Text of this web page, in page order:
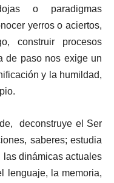
o paradigmas
yerros o aciertos,
construir procesos
de paso nos exige un
y la humildad,
deconstruye el Ser
saberes; estudia
las dinámicas actuales
lenguaje, la memoria,